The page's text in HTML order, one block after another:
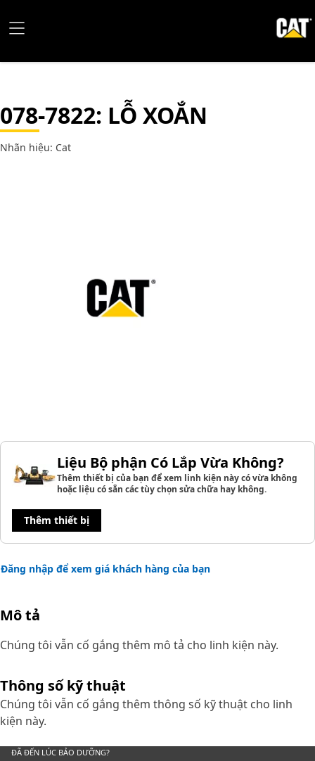
078-7822: LỖ XOẮN
Nhãn hiệu: Cat
Liệu Bộ phận Có Lắp Vừa Không?
Thêm thiết bị của bạn để xem linh kiện này có vừa không
hoặc liệu có sẵn các tùy chọn sửa chữa hay không.
Thêm thiết bị
Đăng nhập để xem giá khách hàng của bạn
Mô tả
Chúng tôi vẫn cố gắng thêm mô tả cho linh kiện này.
Thông số kỹ thuật
Chúng tôi vẫn cố gắng thêm thông số kỹ thuật cho linh
kiện này.
ĐÃ ĐẾN LÚC BẢO DƯỠNG?